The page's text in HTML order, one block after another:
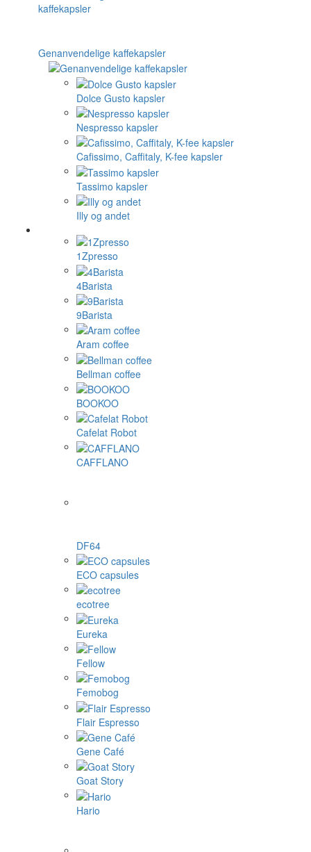
Genanvendelige kaffekapsler
Dolce Gusto kapsler
Nespresso kapsler
Cafissimo, Caffitaly, K-fee kapsler
Tassimo kapsler
Illy og andet
1Zpresso
4Barista
9Barista
Aram coffee
Bellman coffee
BOOKOO
Cafelat Robot
CAFFLANO
DF64
ECO capsules
ecotree
Eureka
Fellow
Femobog
Flair Espresso
Gene Café
Goat Story
Hario